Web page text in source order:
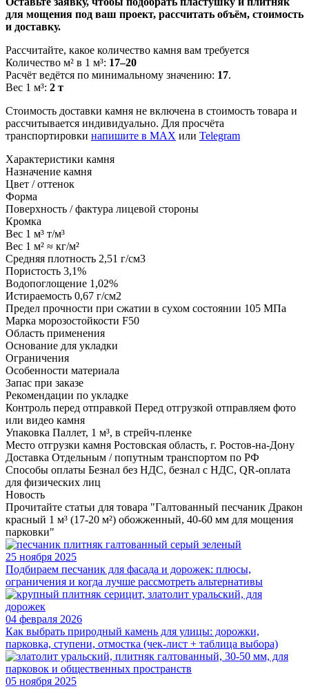
для мощения под ваш проект, рассчитать объём, стоимость
и доставку.
Рассчитайте, какое количество камня вам требуется
Количество м² в 1 м³: 17–20
Расчёт ведётся по минимальному значению: 17.
Вес 1 м³: 2 т
Стоимость доставки камня не включена в стоимость товара и
рассчитывается индивидуально. Для просчёта
транспортировки напишите в MAX или Telegram
Характеристики камня
Назначение камня
Цвет / оттенок
Форма
Поверхность / фактура лицевой стороны
Кромка
Вес 1 м³ т/м³
Вес 1 м² ≈ кг/м²
Средняя плотность 2,51 г/см3
Пористость 3,1%
Водопоглощение 1,02%
Истираемость 0,67 г/см2
Предел прочности при сжатии в сухом состоянии 105 МПа
Марка морозостойкости F50
Область применения
Основание для укладки
Ограничения
Особенности материала
Запас при заказе
Рекомендации по укладке
Контроль перед отправкой Перед отгрузкой отправляем фото
или видео камня
Упаковка Паллет, 1 м³, в стрейч-пленке
Место отгрузки камня Ростовская область, г. Ростов-на-Дону
Доставка Отдельным / попутным транспортом по РФ
Способы оплаты Безнал без НДС, безнал с НДС, QR-оплата
для физических лиц
Новость
Прочитайте статьи для товара "Галтованный песчаник Дракон
красный 1 м³ (17-20 м²) обожженный, 40-60 мм для мощения
парковки"
25 ноября 2025
Подбираем песчаник для фасада и дорожек: плюсы,
ограничения и когда лучше рассмотреть альтернативы
04 февраля 2026
Как выбрать природный камень для улицы: дорожки,
парковка, ступени, отмостка (чек-лист + таблица выбора)
05 ноября 2025